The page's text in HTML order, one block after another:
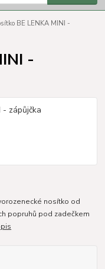
BE LENKA MINI -
-
nosítko od
popruhů pod zadečkem